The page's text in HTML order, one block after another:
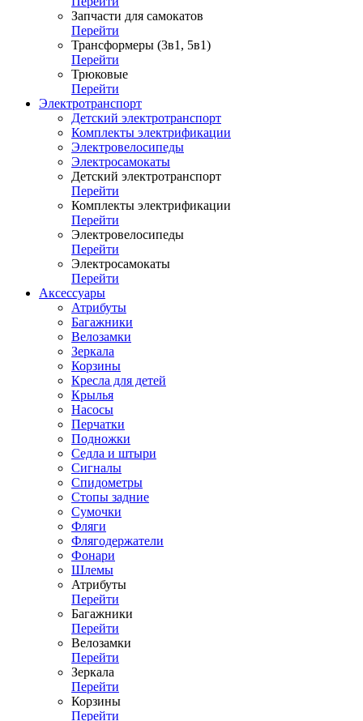
Запчасти для самокатов
Перейти
Трансформеры (3в1, 5в1)
Перейти
Трюковые
Перейти
Электротранспорт
Детский электротранспорт
Комплекты электрификации
Электровелосипеды
Электросамокаты
Детский электротранспорт
Перейти
Комплекты электрификации
Перейти
Электровелосипеды
Перейти
Электросамокаты
Перейти
Аксессуары
Атрибуты
Багажники
Велозамки
Зеркала
Корзины
Кресла для детей
Крылья
Насосы
Перчатки
Подножки
Седла и штыри
Сигналы
Спидометры
Стопы задние
Сумочки
Фляги
Флягодержатели
Фонари
Шлемы
Атрибуты
Перейти
Багажники
Перейти
Велозамки
Перейти
Зеркала
Перейти
Корзины
Перейти